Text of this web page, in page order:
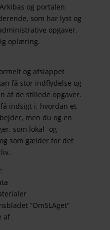
og portalen
som har lyst og
opgaver.
oplæring.
og afslappet
få stor indflydelse og
af de stillede opgaver.
indsigt i, hvordan et
men du og en
som lokal- og
som gælder for det
”OmSLAget”
af